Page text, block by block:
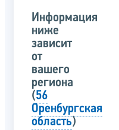
Информация
ниже
зависит
от
вашего
региона
(56
Оренбургская
область)